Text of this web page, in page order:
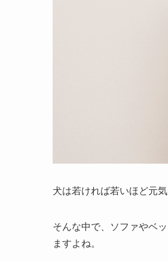
犬は若ければ若いほど元
そんな中で、ソファやベ
ますよね。